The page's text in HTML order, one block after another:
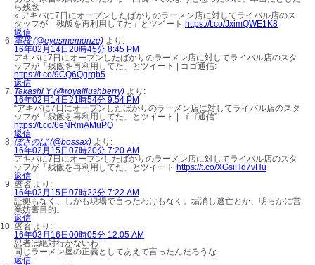
ら残念
» アキバに7日にオープンしたばかりのラーメン店に対してライバル店のス
タッフが「残飯を再利用してた」とツイート https://t.co/JximQWE1K8
返信
寧桜 (@eyesmemorize) より:
16年02月14日20時45分 8:45 PM
アキバに7日にオープンしたばかりのラーメン店に対してライバル店のスタ
ッフが「残飯を再利用してた」とツイート | ゴゴ通信:
https://t.co/9CQ6Qgrgb5
返信
Takashi Y (@royalflushberry) より:
16年02月14日21時54分 9:54 PM
“アキバに7日にオープンしたばかりのラーメン店に対してライバル店のスタ
ッフが「残飯を再利用してた」とツイート | ゴゴ通信”
https://t.co/6eNRmAMuPQ
返信
ぼさのば (@bossax) より:
16年02月15日07時20分 7:20 AM
アキバに7日にオープンしたばかりのラーメン店に対してライバル店のスタ
ッフが「残飯を再利用してた」とツイート https://t.co/XGsiHd7vHu
返信
匿名 より:
16年02月15日07時22分 7:22 AM
証拠もなく、しかも現場で言ったわけもなく。垢消し逃亡とか、明らかに営
業妨害目的。
返信
匿名 より:
16年03月16日00時05分 12:05 AM
忍者は絶対行かないわ
同じラーメン屋の正義としてあえて言ったんだろうな
返信